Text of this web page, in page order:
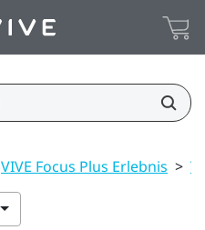
VIVE Focus Plus Erlebnis >